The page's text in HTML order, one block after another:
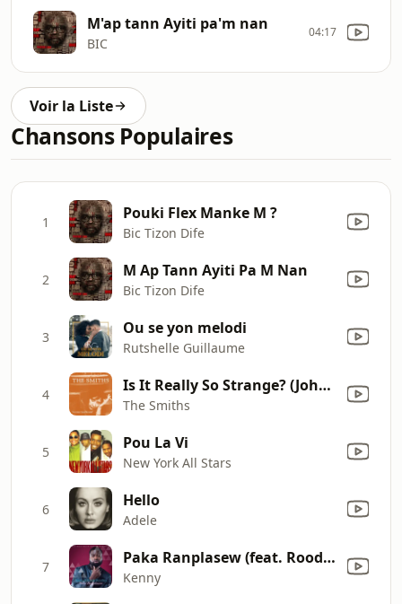
M'ap tann Ayiti pa'm nan
BIC
04:17
Voir la Liste
Chansons Populaires
1 Pouki Flex Manke M ?
Bic Tizon Dife
2 M Ap Tann Ayiti Pa M Nan
Bic Tizon Dife
3 Ou se yon melodi
Rutshelle Guillaume
4 Is It Really So Strange? (John Peel Session, 12/2/86)
The Smiths
5 Pou La Vi
New York All Stars
6 Hello
Adele
7 Paka Ranplasew (feat. Roody Roodboy)
Kenny